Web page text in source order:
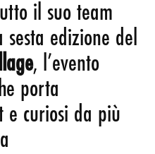
il suo team
edizione del
, l’evento
porta
e curiosi da più